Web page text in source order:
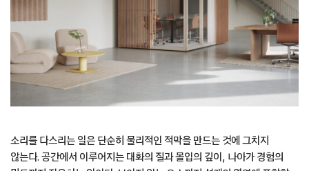
소리를 다스리는 일은 단순히 물리적인 적막을 만드는 것에 그치지
않는다. 공간에서 이루어지는 대화의 질과 몰입의 깊이, 나아가 경험의